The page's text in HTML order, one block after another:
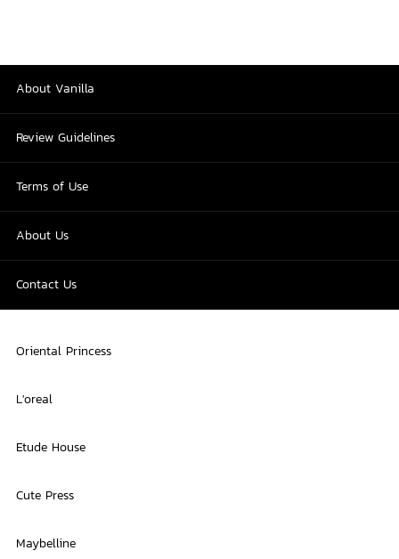
About Vanilla
Review Guidelines
Terms of Use
About Us
Contact Us
Oriental Princess
L'oreal
Etude House
Cute Press
Maybelline